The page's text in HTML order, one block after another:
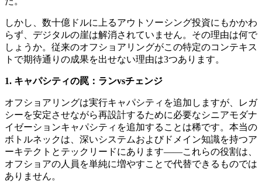
しかし、数十億ドルに上るアウトソーシング投資にもかかわ
らず、デジタルの崖は解消されていません。その理由は何で
しょうか。従来のオフショアリングがこの特定のコンテキス
トで期待通りの成果を出せない理由は3つあります。
1. キャパシティの罠：ランvsチェンジ
オフショアリングは実行キャパシティを追加しますが、レガ
シーを安定させながら再設計するために必要なシニアモダナ
イゼーションキャパシティを追加することは稀です。本当の
ボトルネックは、深いシステムおよびドメイン知識を持つア
ーキテクトとテックリードにあります——これらの役割は、
オフショアの人員を単純に増やすことで代替できるものでは
ありません。